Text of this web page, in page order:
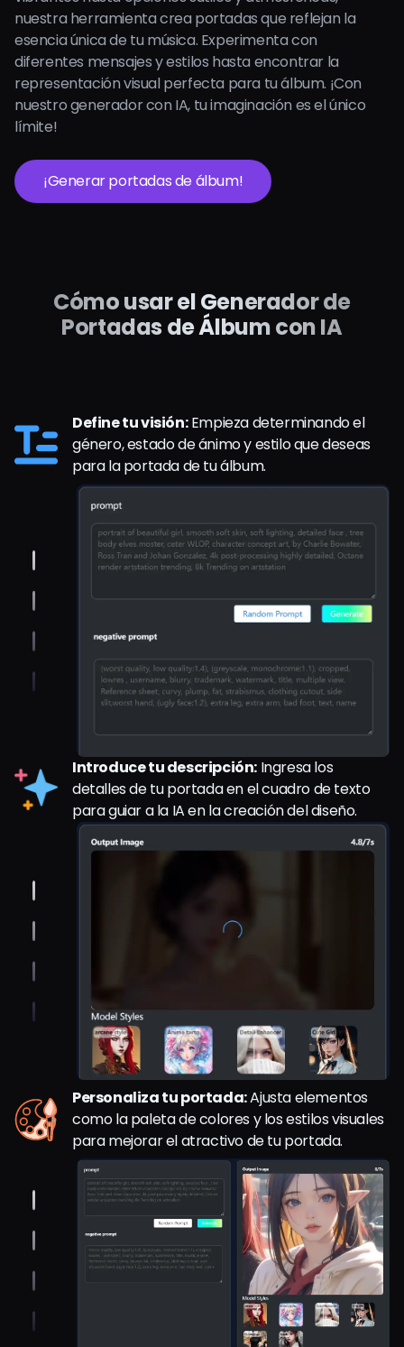
nuestra herramienta crea portadas que reflejan la
esencia única de tu música. Experimenta con
diferentes mensajes y estilos hasta encontrar la
representación visual perfecta para tu álbum. ¡Con
nuestro generador con IA, tu imaginación es el único
límite!
¡Generar portadas de álbum!
Cómo usar el Generador de
Portadas de Álbum con IA
Define tu visión:Empieza determinando el
género, estado de ánimo y estilo que deseas
para la portada de tu álbum.
Introduce tu descripción: Ingresa los
detalles de tu portada en el cuadro de texto
para guiar a la IA en la creación del diseño.
Personaliza tu portada:Ajusta elementos
como la paleta de colores y los estilos visuales
para mejorar el atractivo de tu portada.